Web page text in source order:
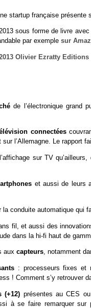
startup française
sous forme de livre
par exemple sur
de l’électronique grand
connectées
l’Allemagne. Le rapport
sur TV
et aussi de leurs
la conduite automatique qui
fil, et aussi des
dans la hi-fi haut de
auxcapteurs, notamment
: processeurs fixes et
! Comment s’y retrouver
(+12) présentes au CES
à se faire remarquer